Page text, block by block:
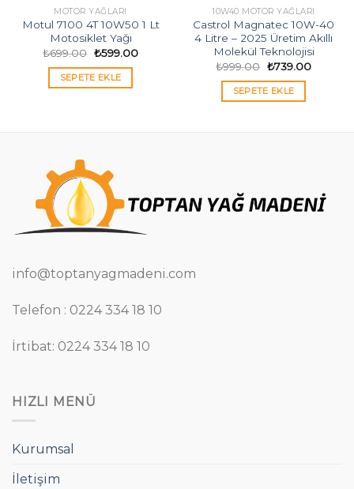
MOTOR YAĞLARI
Motul 7100 4T 10W50 1 Lt
Motosiklet Yağı
₺699.00 Orijinal
₺699.00.
₺599.00Şu
SEPETE EKLE
10W40 MOTOR YAĞLARI
Castrol Magnatec 10W-40
4 Litre – 2025 Üretim Akıllı
Molekül Teknolojisi
₺999.00 Orijinal
₺999.00.
₺739.00Şu
SEPETE EKLE
info@toptanyagmadeni.com
Telefon : 0224 334 18 10
İrtibat: 0224 334 18 10
HIZLI MENÜ
Kurumsal
İletişim